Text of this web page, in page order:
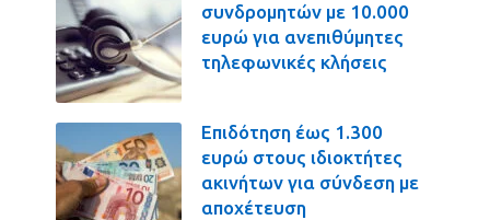
συνδρομητών με 10.000
ευρώ για ανεπιθύμητες
τηλεφωνικές κλήσεις
Επιδότηση έως 1.300
ευρώ στους ιδιοκτήτες
ακινήτων για σύνδεση με
αποχέτευση